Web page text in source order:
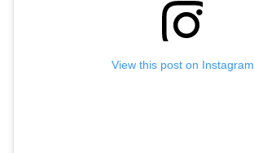
View this post on Instagram